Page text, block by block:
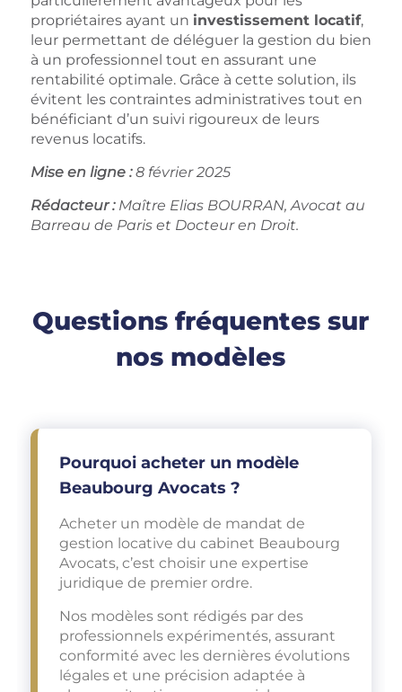
propriétaires ayant un investissement locatif,
leur permettant de déléguer la gestion du bien
à un professionnel tout en assurant une
rentabilité optimale. Grâce à cette solution, ils
évitent les contraintes administratives tout en
bénéficiant d’un suivi rigoureux de leurs
revenus locatifs.
Mise en ligne :8 février 2025
Rédacteur :Maître Elias BOURRAN, Avocat au
Barreau de Paris et Docteur en Droit.
Questions fréquentes sur
nos modèles
Pourquoi acheter un modèle
Beaubourg Avocats ?
Acheter un modèle de mandat de
gestion locative du cabinet Beaubourg
Avocats, c’est choisir une expertise
juridique de premier ordre.
Nos modèles sont rédigés par des
professionnels expérimentés, assurant
conformité avec les dernières évolutions
légales et une précision adaptée à